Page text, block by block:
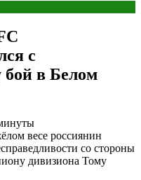
с
бой в Белом
весе россиянин
со стороны
дивизиона Тому